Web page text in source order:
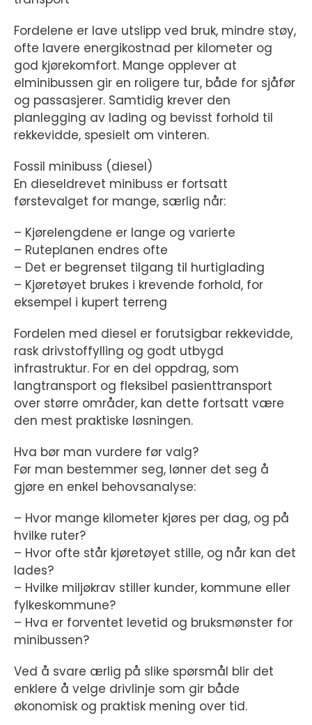
Fordelene er lave utslipp ved bruk, mindre støy,
ofte lavere energikostnad per kilometer og
god kjørekomfort. Mange opplever at
elminibussen gir en roligere tur, både for sjåfør
og passasjerer. Samtidig krever den
planlegging av lading og bevisst forhold til
rekkevidde, spesielt om vinteren.
Fossil minibuss (diesel)
En dieseldrevet minibuss er fortsatt
førstevalget for mange, særlig når:
– Kjørelengdene er lange og varierte
– Ruteplanen endres ofte
– Det er begrenset tilgang til hurtiglading
– Kjøretøyet brukes i krevende forhold, for
eksempel i kupert terreng
Fordelen med diesel er forutsigbar rekkevidde,
rask drivstoffylling og godt utbygd
infrastruktur. For en del oppdrag, som
langtransport og fleksibel pasienttransport
over større områder, kan dette fortsatt være
den mest praktiske løsningen.
Hva bør man vurdere før valg?
Før man bestemmer seg, lønner det seg å
gjøre en enkel behovsanalyse:
– Hvor mange kilometer kjøres per dag, og på
hvilke ruter?
– Hvor ofte står kjøretøyet stille, og når kan det
lades?
– Hvilke miljøkrav stiller kunder, kommune eller
fylkeskommune?
– Hva er forventet levetid og bruksmønster for
minibussen?
Ved å svare ærlig på slike spørsmål blir det
enklere å velge drivlinje som gir både
økonomisk og praktisk mening over tid.